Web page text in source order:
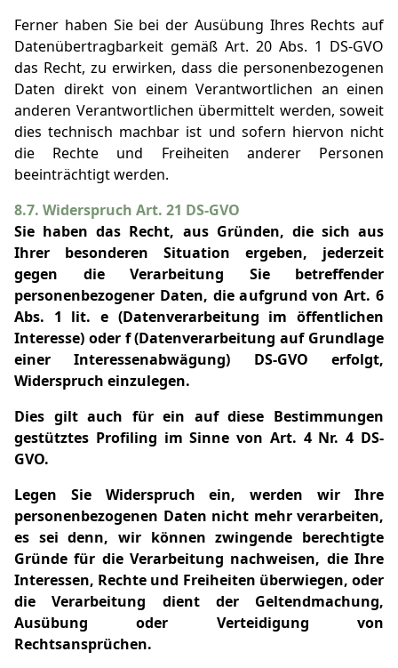
Ferner haben Sie bei der Ausübung Ihres Rechts auf
Datenübertragbarkeit gemäß Art. 20 Abs. 1 DS-GVO
das Recht, zu erwirken, dass die personenbezogenen
Daten direkt von einem Verantwortlichen an einen
anderen Verantwortlichen übermittelt werden, soweit
dies technisch machbar ist und sofern hiervon nicht
die Rechte und Freiheiten anderer Personen
beeinträchtigt werden.
8.7. Widerspruch Art. 21 DS-GVO
Sie haben das Recht, aus Gründen, die sich aus
Ihrer besonderen Situation ergeben, jederzeit
gegen die Verarbeitung Sie betreffender
personenbezogener Daten, die aufgrund von Art. 6
Abs. 1 lit. e (Datenverarbeitung im öffentlichen
Interesse) oder f (Datenverarbeitung auf Grundlage
einer Interessenabwägung) DS-GVO erfolgt,
Widerspruch einzulegen.
Dies gilt auch für ein auf diese Bestimmungen
gestütztes Profiling im Sinne von Art. 4 Nr. 4 DS-
GVO.
Legen Sie Widerspruch ein, werden wir Ihre
personenbezogenen Daten nicht mehr verarbeiten,
es sei denn, wir können zwingende berechtigte
Gründe für die Verarbeitung nachweisen, die Ihre
Interessen, Rechte und Freiheiten überwiegen, oder
die Verarbeitung dient der Geltendmachung,
Ausübung oder Verteidigung von
Rechtsansprüchen.